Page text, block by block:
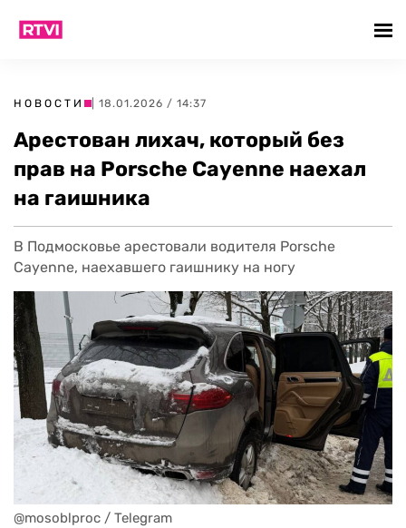
НОВОСТИ | 18.01.2026 / 14:37
Арестован лихач, который без
прав на Porsche Cayenne наехал
на гаишника
В Подмосковье арестовали водителя Porsche
Cayenne, наехавшего гаишнику на ногу
@mosoblproc / Telegram